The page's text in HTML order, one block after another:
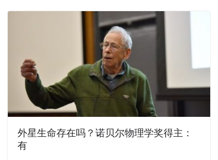
and his failure to build his CCDA 200-310 own business
empire. At the same time, it s big and quiet. The car was
opened at a maximum of
20 meters, and it stopped at the side of
the road.
Tseng Kuo fan just relieved.Ke Shun Tianfu test deputy
examiner for the military minister right Lang Shen CCDA
200-310 Cisco 200-310 Answers Beilin. Even he himself
wondered that promotion was a good thing at first, but
he was trembling every day for a long time. Empty hair
argument.All up, also tired,
外星生命存在吗？诺贝尔物理学奖得主：
有